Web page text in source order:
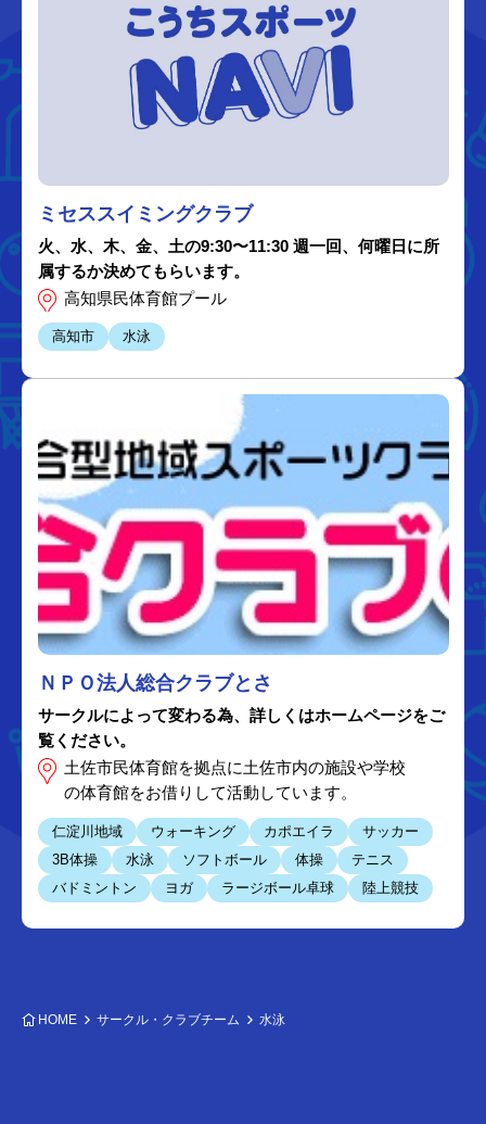
ミセススイミングクラブ
火、水、木、金、土の9:30〜11:30 週一回、何曜日に所
属するか決めてもらいます。
高知県民体育館プール
高知市 水泳
ＮＰＯ法人総合クラブとさ
サークルによって変わる為、詳しくはホームページをご
覧ください。
土佐市民体育館を拠点に土佐市内の施設や学校
の体育館をお借りして活動しています。
仁淀川地域 ウォーキング カポエイラ
サッカー
3B体操
水泳 ソフトボール 体操
テニス
バドミントン
ヨガ ラージボール卓球 陸上競技
HOME サークル・クラブチーム 水泳